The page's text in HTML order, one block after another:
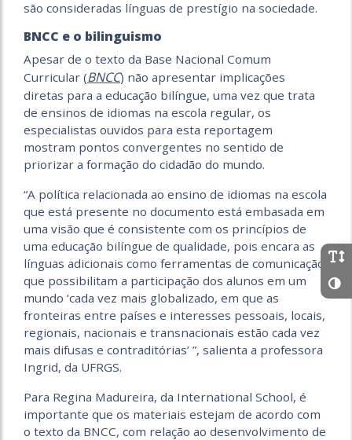
são consideradas línguas de prestígio na sociedade.
BNCC e o bilinguismo
Apesar de o texto da Base Nacional Comum
Curricular (BNCC) não apresentar implicações
diretas para a educação bilíngue, uma vez que trata
de ensinos de idiomas na escola regular, os
especialistas ouvidos para esta reportagem
mostram pontos convergentes no sentido de
priorizar a formação do cidadão do mundo.
“A política relacionada ao ensino de idiomas na escola
que está presente no documento está embasada em
uma visão que é consistente com os princípios de
uma educação bilíngue de qualidade, pois encara as
línguas adicionais como ferramentas de comunicação
que possibilitam a participação dos alunos em um
mundo ‘cada vez mais globalizado, em que as
fronteiras entre países e interesses pessoais, locais,
regionais, nacionais e transnacionais estão cada vez
mais difusas e contraditórias’ ”, salienta a professora
Ingrid, da UFRGS.
Para Regina Madureira, da International School, é
importante que os materiais estejam de acordo com
o texto da BNCC, com relação ao desenvolvimento de